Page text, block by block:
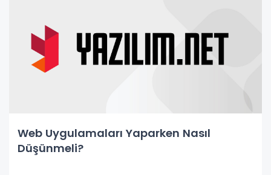
Web Uygulamaları Yaparken Nasıl
Düşünmeli?